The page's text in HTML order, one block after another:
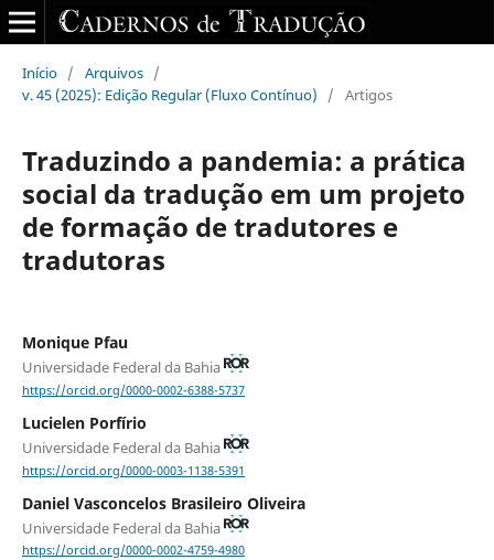
Início / Arquivos /
v. 45 (2025): Edição Regular (Fluxo Contínuo)
/ Artigos
Traduzindo a pandemia: a prática
social da tradução em um projeto
de formação de tradutores e
tradutoras
Monique Pfau
Universidade Federal da Bahia
https://orcid.org/0000-0002-6388-5737
Lucielen Porfírio
Universidade Federal da Bahia
https://orcid.org/0000-0003-1138-5391
Daniel Vasconcelos Brasileiro Oliveira
Universidade Federal da Bahia
https://orcid.org/0000-0002-4759-4980